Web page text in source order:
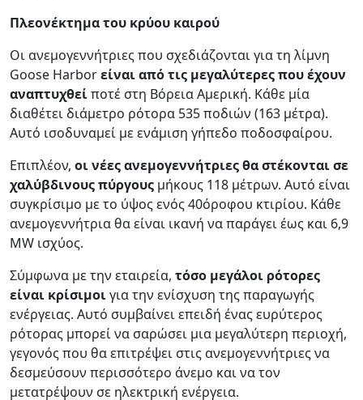
Πλεονέκτημα του κρύου καιρού
Οι ανεμογεννήτριες που σχεδιάζονται για τη λίμνη
Goose Harborείναι από τις μεγαλύτερες που έχουν
αναπτυχθείποτέ στη Βόρεια Αμερική. Κάθε μία
διαθέτει διάμετρο ρότορα 535 ποδιών (163 μέτρα).
Αυτό ισοδυναμεί με ενάμιση γήπεδο ποδοσφαίρου.
Επιπλέον, οι νέες ανεμογεννήτριες θα στέκονται σε
χαλύβδινους πύργους μήκους 118 μέτρων. Αυτό είναι
συγκρίσιμο με το ύψος ενός 40όροφου κτιρίου. Κάθε
ανεμογεννήτρια θα είναι ικανή να παράγει έως και 6,9
MW ισχύος.
Σύμφωνα με την εταιρεία, τόσο μεγάλοι ρότορες
είναι κρίσιμοιγια την ενίσχυση της παραγωγής
ενέργειας. Αυτό συμβαίνει επειδή ένας ευρύτερος
ρότορας μπορεί να σαρώσει μια μεγαλύτερη περιοχή,
γεγονός που θα επιτρέψει στις ανεμογεννήτριες να
δεσμεύσουν περισσότερο άνεμο και να τον
μετατρέψουν σε ηλεκτρική ενέργεια.